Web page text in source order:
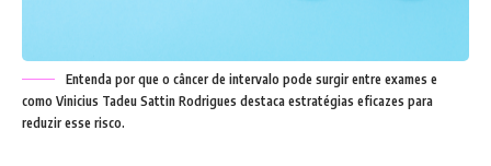
Entenda por que o câncer de intervalo pode surgir entre exames e
como Vinicius Tadeu Sattin Rodrigues destaca estratégias eficazes para
reduzir esse risco.